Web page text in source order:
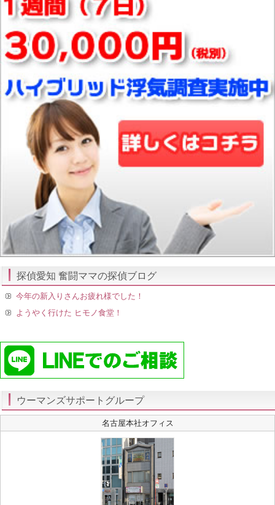
探偵愛知 奮闘ママの探偵ブログ
今年の新入りさんお疲れ様でした！
ようやく行けた ヒモノ食堂！
ウーマンズサポートグループ
名古屋本社オフィス